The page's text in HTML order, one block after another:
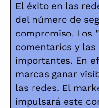
El éxito en las
del número de
compromiso. Los
comentarios y las
importantes. En
marcas ganar
las redes. El
impulsará este